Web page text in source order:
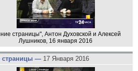
страницы", Антон Духовской и Алексей
Лушников, 16 января 2016
страницы — 17 Января 2016